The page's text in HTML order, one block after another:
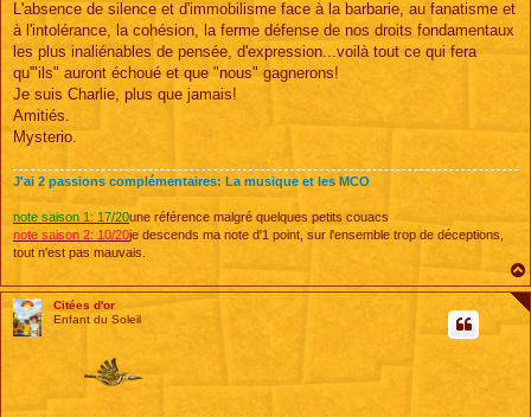
s
a
g
L'absence de silence et d'immobilisme face à la barbarie, au fanatisme et
à l'intolérance, la cohésion, la ferme défense de nos droits fondamentaux
les plus inaliénables de pensée, d'expression...voilà tout ce qui fera
qu'"ils" auront échoué et que "nous" gagnerons!
Je suis Charlie, plus que jamais!
Amitiés.
Mysterio.
J'ai 2 passions complémentaires: La musique et les MCO
note saison 1: 17/20une référence malgré quelques petits couacs
note saison 2: 10/20je descends ma note d'1 point, sur l'ensemble trop de déceptions,
tout n'est pas mauvais.
Citées d'or
Enfant du Soleil